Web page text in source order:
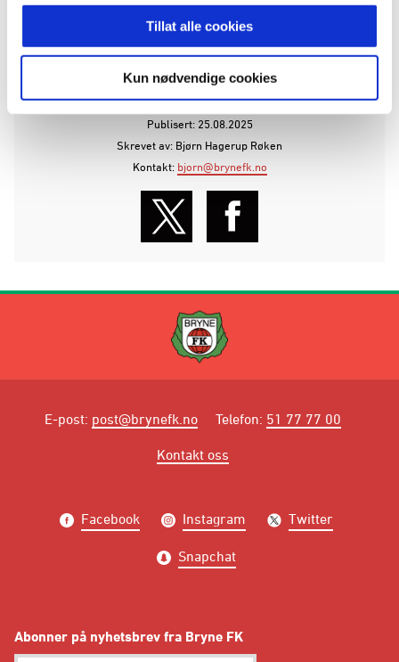
Tillat alle cookies
Kun nødvendige cookies
Publisert: 25.08.2025
Skrevet av: Bjørn Hagerup Røken
Kontakt: bjorn@brynefk.no
E-post: post@brynefk.no Telefon: 51 77 77 00
Kontakt oss
Facebook Instagram Twitter
Snapchat
Abonner på nyhetsbrev fra Bryne FK